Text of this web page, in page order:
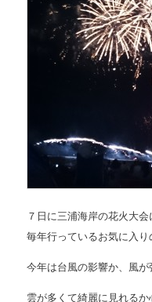
７日に三浦海岸の花火大会
毎年行っているお気に入り
今年は台風の影響か、風が
雲が多くて綺麗に見れる